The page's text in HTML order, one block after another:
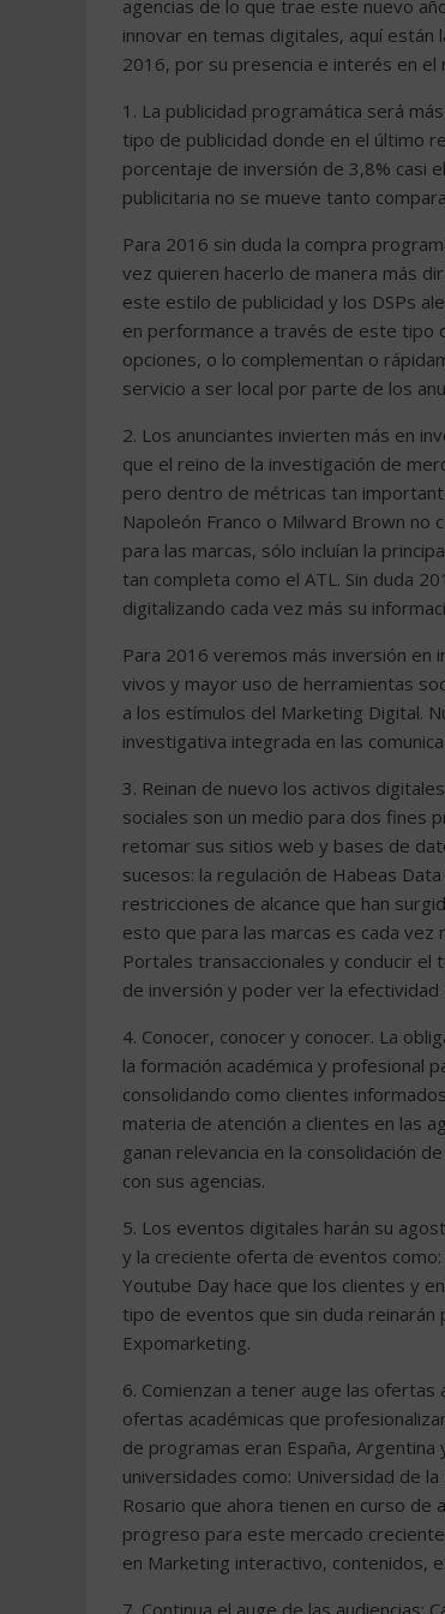
agencias de lo que trae este nuevo
innovar en temas digitales, aquí están
2016, por su presencia e interés en el
1. La publicidad programática será
tipo de publicidad donde en el último
porcentaje de inversión de 3,8% casi
publicitaria no se mueve tanto
Para 2016 sin duda la compra
vez quieren hacerlo de manera más
este estilo de publicidad y los DSPs
en performance a través de este tipo
opciones, o lo complementan o
servicio a ser local por parte de los
2. Los anunciantes invierten más en
que el reino de la investigación de
pero dentro de métricas tan
Napoleón Franco o Milward Brown no
para las marcas, sólo incluían la
tan completa como el ATL. Sin duda
digitalizando cada vez más su
Para 2016 veremos más inversión en
vivos y mayor uso de herramientas
a los estímulos del Marketing Digital.
investigativa integrada en las
3. Reinan de nuevo los activos
sociales son un medio para dos fines
retomar sus sitios web y bases de
sucesos: la regulación de Habeas
restricciones de alcance que han
esto que para las marcas es cada
Portales transaccionales y conducir
de inversión y poder ver la
4. Conocer, conocer y conocer. La
la formación académica y profesional
consolidando como clientes
materia de atención a clientes en las
ganan relevancia en la consolidación
con sus agencias.
5. Los eventos digitales harán su
y la creciente oferta de eventos como:
Youtube Day hace que los clientes y
tipo de eventos que sin duda reinarán
Expomarketing.
6. Comienzan a tener auge las
ofertas académicas que
de programas eran España,
universidades como: Universidad de la
Rosario que ahora tienen en curso
progreso para este mercado
en Marketing interactivo, contenidos,
7. Continua el auge de las